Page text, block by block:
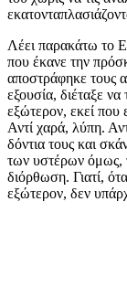
Λέει παρακάτω το
που έκανε την
αποστράφηκε τους
εξουσία, διέταξε
εξώτερον, εκεί που
Αντί χαρά, λύπη.
δόντια τους και
των υστέρων όμως,
διόρθωση. Γιατί,
εξώτερον, δεν